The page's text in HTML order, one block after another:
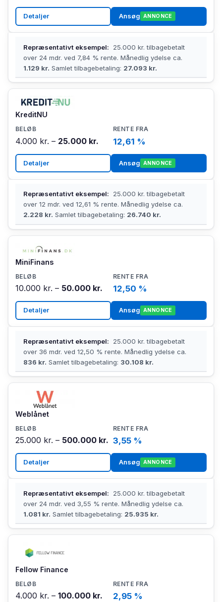
Detaljer Ansøg ANNONCE
Repræsentativt eksempel:
25.000 kr. tilbagebetalt
over 24 mdr. ved 7,84 % rente. Månedlig ydelse ca.
1.129 kr. Samlet tilbagebetaling: 27.093 kr.
KreditNU
4.000 kr. – 25.000 kr. 12,61 %
Detaljer Ansøg ANNONCE
Repræsentativt eksempel:
25.000 kr. tilbagebetalt
over 12 mdr. ved 12,61 % rente. Månedlig ydelse ca.
2.228 kr. Samlet tilbagebetaling: 26.740 kr.
MiniFinans
10.000 kr. – 50.000 kr. 12,50 %
Detaljer Ansøg ANNONCE
Repræsentativt eksempel:
25.000 kr. tilbagebetalt
over 36 mdr. ved 12,50 % rente. Månedlig ydelse ca.
836 kr. Samlet tilbagebetaling: 30.108 kr.
Weblånet
25.000 kr. – 500.000 kr. 3,55 %
Detaljer Ansøg ANNONCE
Repræsentativt eksempel:
25.000 kr. tilbagebetalt
over 24 mdr. ved 3,55 % rente. Månedlig ydelse ca.
1.081 kr. Samlet tilbagebetaling: 25.935 kr.
Fellow Finance
4.000 kr. – 100.000 kr. 2,95 %